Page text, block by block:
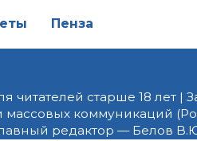
Пенза
старше 18 лет |
коммуникаций
редактор — Белов